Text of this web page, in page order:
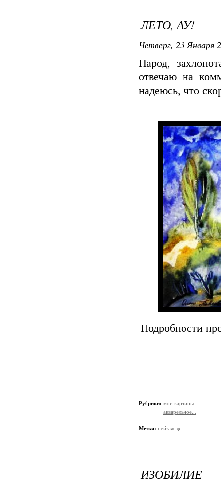
ЛЕТО, АУ!
Четверг, 23 Января
Народ,
отвечаю на
надеюсь, что
Подробности
Рубрики: мои картины
акварельное...
Метки: пейзаж
ИЗОБИЛИЕ